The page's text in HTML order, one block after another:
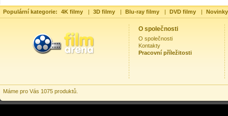
Populární kategorie: 4K filmy | 3D filmy | Blu-ray filmy | DVD filmy |
O společnosti
O společnosti
Kontakty
Pracovní příležitosti
Máme pro Vás 1075 produktů.